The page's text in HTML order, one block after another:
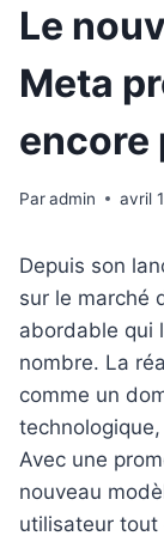
Le
Meta
encore
Paradmin avril
Depuis son
sur le marché
abordable qui
nombre. La
comme un
Avec une
nouveau
utilisateur tout